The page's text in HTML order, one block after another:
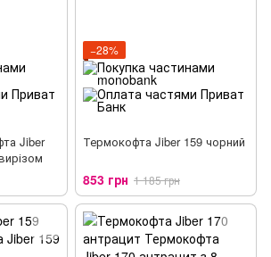
Jiber
−28%
Термокофта Jiber 159 чорний
853 грн 1 185 грн